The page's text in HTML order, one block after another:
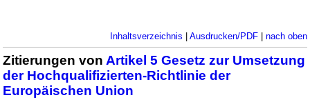
Inhaltsverzeichnis | Ausdrucken/PDF| nach oben
Zitierungen von Artikel 5 Gesetz zur Umsetzung
der Hochqualifizierten-Richtlinie der
Europäischen Union